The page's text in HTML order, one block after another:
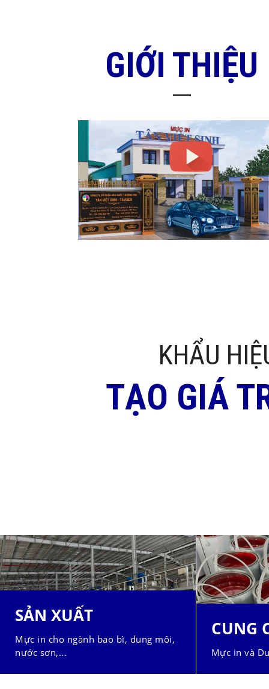
GIỚI THIỆU
KHẨU
TẠO GIÁ
SẢN XUẤT
Mực in cho ngành bao bì, dung môi,
nước sơn,...
CUNG
Mực in và